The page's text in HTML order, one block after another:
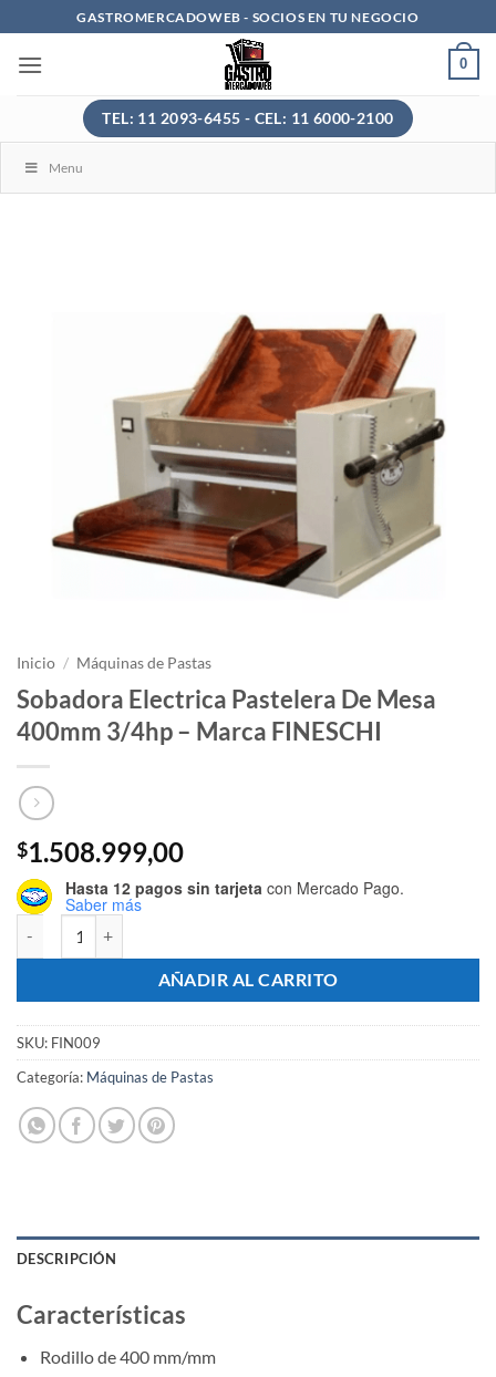
al
contenido
GASTROMERCADOWEB - SOCIOS EN TU NEGOCIO
0
TEL: 11 2093-6455 - CEL: 11 6000-2100
Menu
Inicio / Máquinas de Pastas
Sobadora Electrica Pastelera De Mesa
400mm 3/4hp – Marca FINESCHI
$1.508.999,00
Hasta 12 pagos sin tarjeta con Mercado Pago.
Saber más
AÑADIR AL CARRITO
SKU: FIN009
Categoría: Máquinas de Pastas
DESCRIPCIÓN
Características
Rodillo de 400 mm/mm